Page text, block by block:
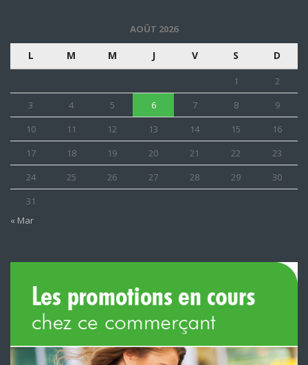
AOÛT 2026
L M M J V S D
1
2
3
4 5 6 7 8
9
10
11 12 13 14 15
16
17
18 19 20 21 22
23
24
25 26 27 28 29
30
31
« Mar